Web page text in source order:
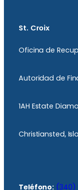
St. Croix
Oficina de
Autoridad de
1AH Estate
Christiansted,
Teléfono: (340)